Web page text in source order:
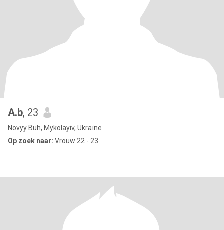
A.b, 23
Novyy Buh, Mykolayiv, Ukraïne
Op zoek naar: Vrouw 22 - 23